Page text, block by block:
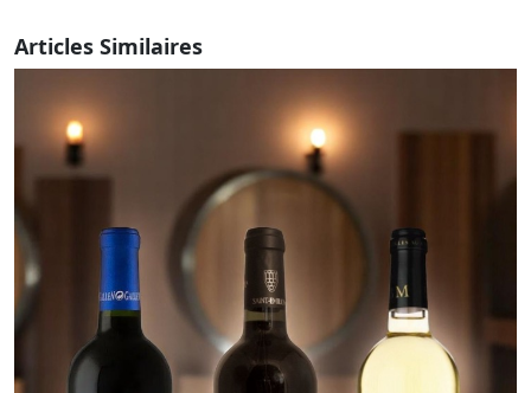
Articles Similaires